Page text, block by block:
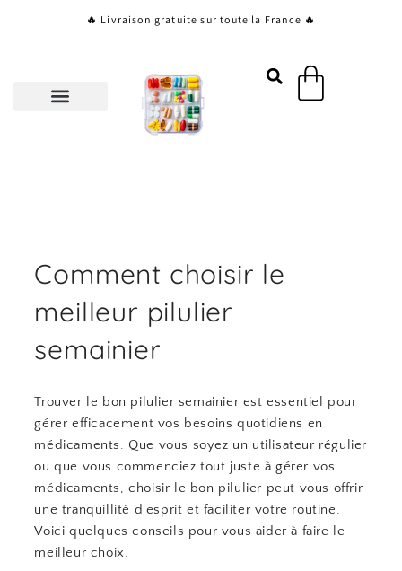
🔥 Livraison gratuite sur toute la France 🔥
Panier
Comment choisir le
meilleur pilulier
semainier
Trouver le bon pilulier semainier est essentiel pour
gérer efficacement vos besoins quotidiens en
médicaments. Que vous soyez un utilisateur régulier
ou que vous commenciez tout juste à gérer vos
médicaments, choisir le bon pilulier peut vous offrir
une tranquillité d’esprit et faciliter votre routine.
Voici quelques conseils pour vous aider à faire le
meilleur choix.